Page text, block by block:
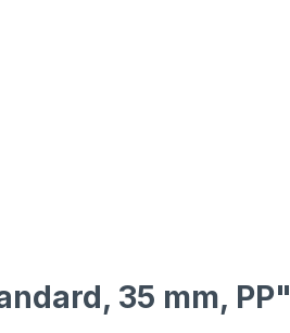
35 mm, PP"